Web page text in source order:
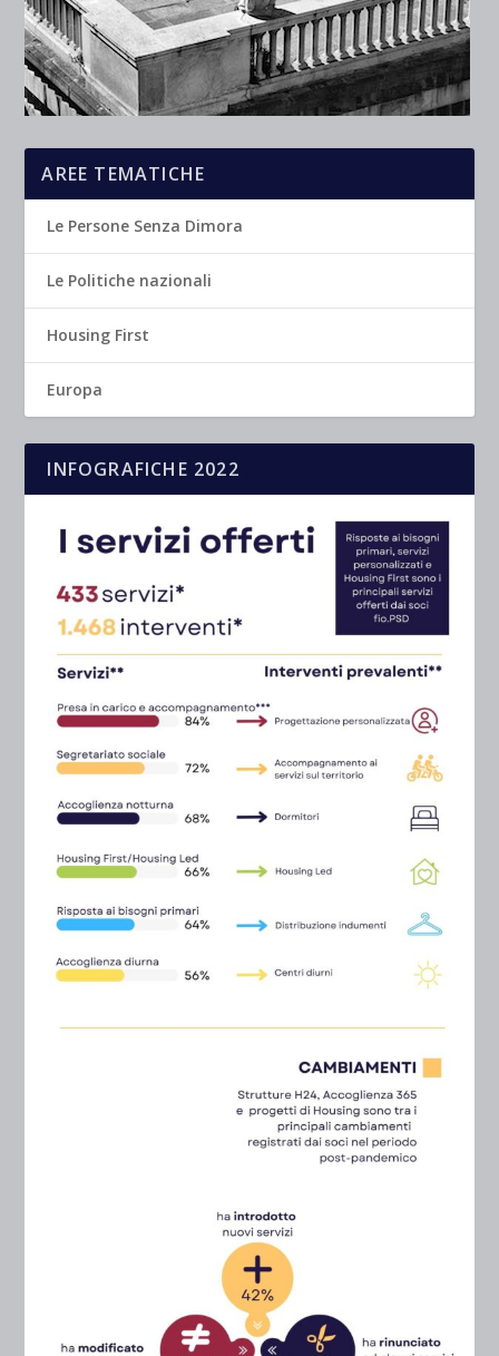
AREE TEMATICHE
Le Persone Senza Dimora
Le Politiche nazionali
Housing First
Europa
INFOGRAFICHE 2022